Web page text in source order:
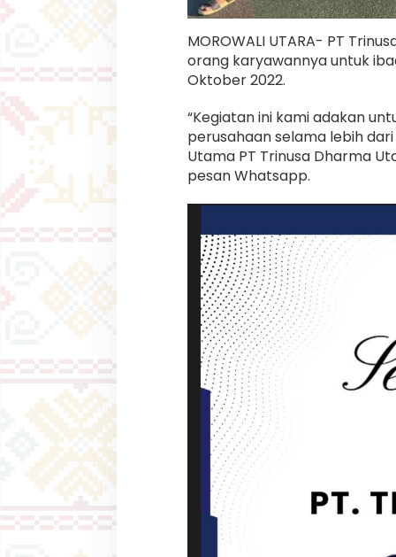
a
n
I
b
a
a
U
m
r
h
MOROWALI UTARA- PT
orang karyawannya untuk
Oktober 2022.
“Kegiatan ini kami adakan
perusahaan selama lebih
Utama PT Trinusa Dharma
pesan Whatsapp.